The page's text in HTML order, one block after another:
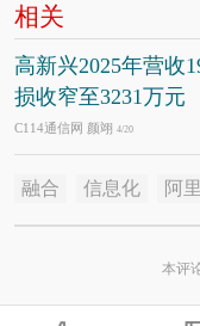
相关
高新兴2025年营收
损收窄至3231万元
C114通信网 颜翊 4/20
融合 信息化 阿
本评